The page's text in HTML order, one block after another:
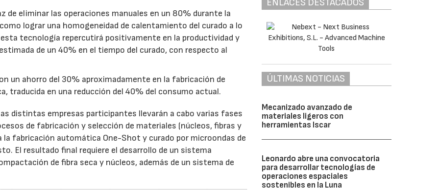
de eliminar las operaciones manuales en un 80% durante la
lograr una homogeneidad de calentamiento del curado a lo
esta tecnología repercutirá positivamente en la productividad y
de un 40% en el tiempo del curado, con respecto al
un ahorro del 30% aproximadamente en la fabricación de
traducida en una reducción del 40% del consumo actual.
distintas empresas participantes llevarán a cabo varias fases
de fabricación y selección de materiales (núcleos, fibras y
fabricación automática One-Shot y curado por microondas de
El resultado final requiere el desarrollo de un sistema
de fibra seca y núcleos, además de un sistema de
ENLACES DESTACADOS
ÚLTIMAS NOTICIAS
Mecanizado avanzado de
materiales ligeros con
herramientas Iscar
Leonardo abre una convocatoria
para desarrollar tecnologías de
operaciones espaciales
sostenibles en la Luna